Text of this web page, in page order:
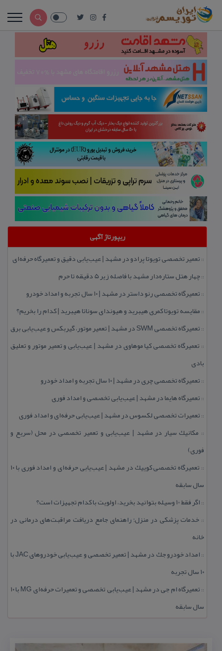
ریپورتاژ آگهی
:: تعمیر تخصصی تویوتا پرادو در مشهد | عیب‌یابی دقیق و تعمیرگاه حرفه‌ای
::چهار هتل‌ ستاره‌دار مشهد با فاصله زیر 5 دقیقه تا حرم
:: تعمیرگاه تخصصی رنو داستر در مشهد | ۱۰ سال تجربه و امداد خودرو
:: مقایسه تویوتا كمری هیبرید و هیوندای سوناتا هیبرید | كدام را بخریم؟
:: تعمیرگاه تخصصی SWM در مشهد | تعمیر موتور، گیربكس و عیب‌یابی برق
:: تعمیرگاه تخصصی كیا موهاوی در مشهد | عیب‌یابی و تعمیر موتور و تعلیق
بادی
:: تعمیرگاه تخصصی چری در مشهد | ۱۰ سال تجربه و امداد خودرو
:: تعمیرگاه هایما در مشهد | عیب‌یابی تخصصی و امداد فوری
:: تعمیرات تخصصی لكسوس در مشهد | عیب‌یابی حرفه‌ای و امداد فوری
:: مكانیك سیار در مشهد | عیب‌یابی و تعمیر تخصصی در محل (سریع و
فوری)
::
تعمیرگاه تخصصی كوییك در مشهد | عیب‌یابی حرفه‌ای و امداد فوری با ۱۰
سال سابقه
:: اگر فقط 10 وسیله بتوانید بخرید، اولویت با كدام تجهیزات است؟
:: خدمات پزشكی در منزل؛ راهنمای جامع دریافت مراقبت‌های درمانی در
خانه
::
امداد خودرو جك در مشهد | تعمیر تخصصی و عیب‌یابی خودروهای JAC با
۱۰ سال تجربه
::
تعمیرگاه ام جی در مشهد | عیب‌یابی تخصصی و تعمیرات حرفه‌ای MG با ۱۰
سال سابقه